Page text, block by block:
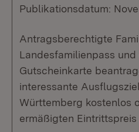
Publikationsdatum:
Antragsberechtigte
Landesfamilienpass
Gutscheinkarte
interessante
Württemberg kostenlos
ermäßigten